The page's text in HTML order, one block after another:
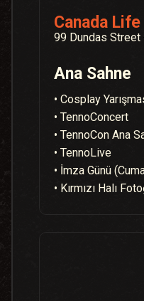
Canada
99 Dundas Street
Ana Sahne
• Cosplay
• TennoConcert
• TennoCon Ana
• TennoLive
• İmza Günü
• Kırmızı Halı